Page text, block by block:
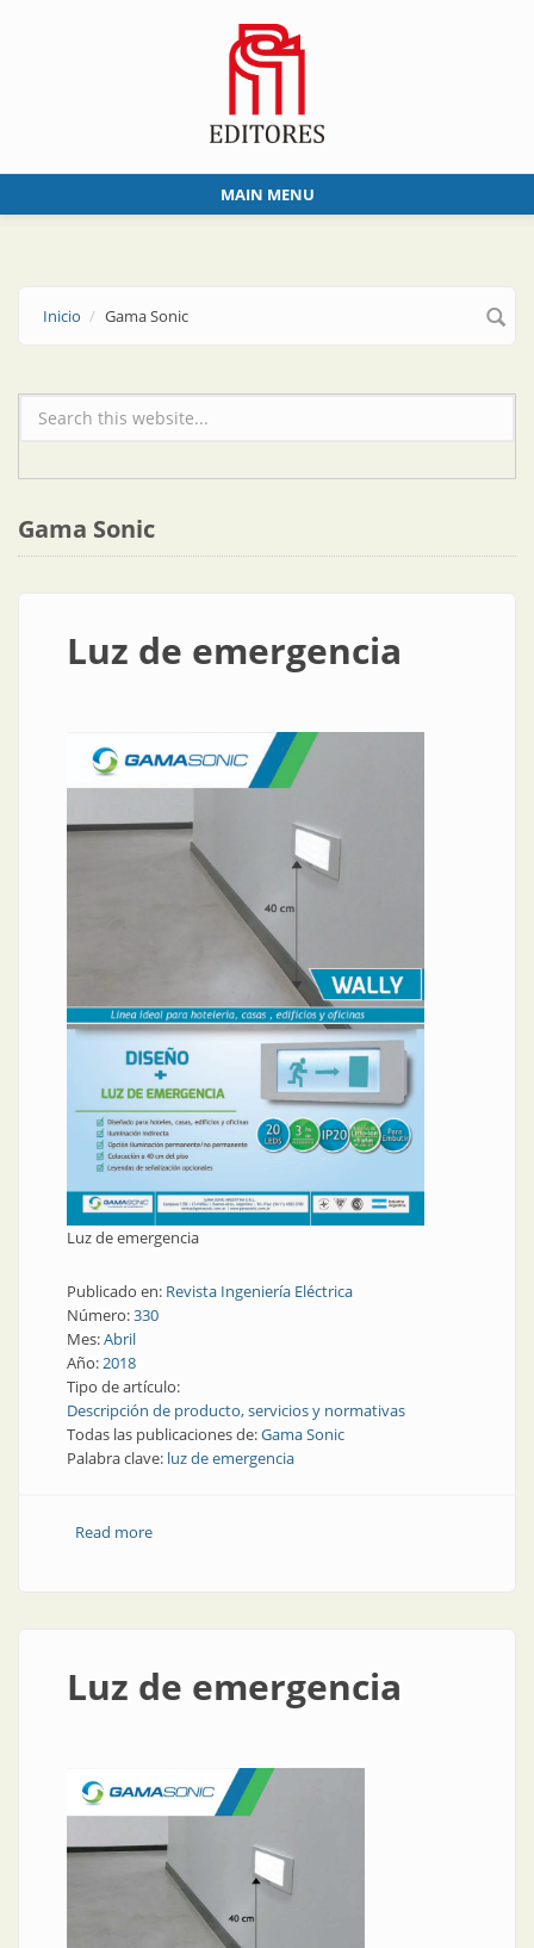
MAIN MENU
Inicio Gama Sonic
Formulario de búsqueda
Gama Sonic
Luz de emergencia
Luz de emergencia
Publicado en: Revista Ingeniería Eléctrica
Número:330
Mes:Abril
Año:2018
Tipo de artículo:
Descripción de producto, servicios y normativas
Todas las publicaciones de:Gama Sonic
Palabra clave: luz de emergencia
Read moreabout Luz de emergencia
Luz de emergencia